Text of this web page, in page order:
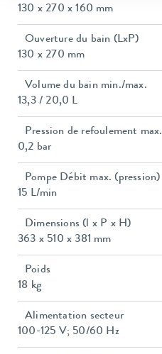
130 x 270 x 160 mm
Ouverture du bain (LxP)
130 x 270 mm
Volume du bain min./max.
13,3 / 20,0 L
Pression de refoulement max.
0,2 bar
Pompe Débit max. (pression)
15 L/min
Dimensions (l x P x H)
363 x 510 x 381 mm
Poids
18 kg
Alimentation secteur
100-125 V; 50/60 Hz